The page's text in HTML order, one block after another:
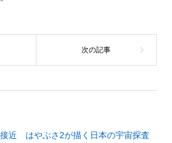
近 はやぶさ2が描く日本の宇宙探査